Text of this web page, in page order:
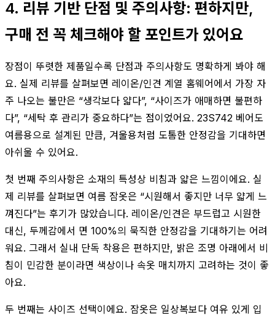
4. 리뷰 기반 단점 및 주의사항: 편하지만,
구매 전 꼭 체크해야 할 포인트가 있어요
장점이 뚜렷한 제품일수록 단점과 주의사항도 명확하게 봐야 해
요. 실제 리뷰를 살펴보면 레이온/인견 계열 홈웨어에서 가장 자
주 나오는 불만은 “생각보다 얇다”, “사이즈가 애매하면 불편하
다”, “세탁 후 관리가 중요하다”는 점이었어요. 23S742 베어도
여름용으로 설계된 만큼, 겨울용처럼 도톰한 안정감을 기대하면
아쉬울 수 있어요.
첫 번째 주의사항은 소재의 특성상 비침과 얇은 느낌이에요. 실
제 리뷰를 살펴보면 여름 잠옷은 “시원해서 좋지만 너무 얇게 느
껴진다”는 후기가 많았습니다. 레이온/인견은 부드럽고 시원한
대신, 두께감에서 면 100%의 묵직한 안정감을 기대하기는 어려
워요. 그래서 실내 단독 착용은 편하지만, 밝은 조명 아래에서 비
침이 민감한 분이라면 색상이나 속옷 매치까지 고려하는 것이 좋
아요.
두 번째는 사이즈 선택이에요. 잠옷은 일상복보다 여유 있게 입